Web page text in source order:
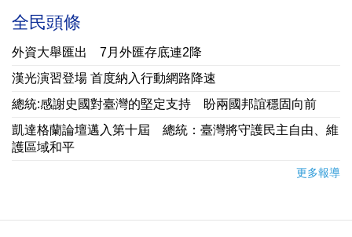
全民頭條
外資大舉匯出 7月外匯存底連2降
漢光演習登場 首度納入行動網路降速
總統:感謝史國對臺灣的堅定支持 盼兩國邦誼穩固向前
凱達格蘭論壇邁入第十屆 總統：臺灣將守護民主自由、維
護區域和平
更多報導